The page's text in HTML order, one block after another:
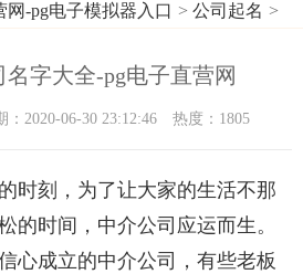
网-pg电子模拟器入口 > 公司起名 >
字大全-pg电子直营网
：2020-06-30 23:12:46 热度：1805
时刻，为了让大家的生活不那
的时间，中介公司应运而生。
心成立的中介公司，有些老板